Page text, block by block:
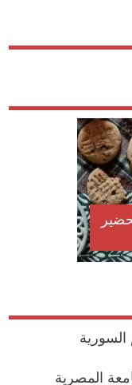
السورية
المصرية